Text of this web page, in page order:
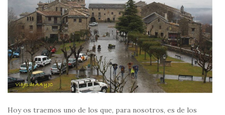
Hoy os traemos uno de los que, para nosotros, es de los